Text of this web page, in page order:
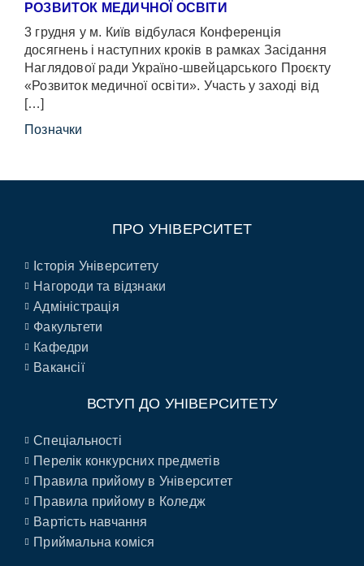
РОЗВИТОК МЕДИЧНОЇ ОСВІТИ
3 грудня у м. Київ відбулася Конференція
досягнень і наступних кроків в рамках Засідання
Наглядової ради Україно-швейцарського Проєкту
«Розвиток медичної освіти». Участь у заході від
[…]
Позначки
ПРО УНІВЕРСИТЕТ
Історія Університету
Нагороди та відзнаки
Адміністрація
Факультети
Кафедри
Вакансії
ВСТУП ДО УНІВЕРСИТЕТУ
Спеціальності
Перелік конкурсних предметів
Правила прийому в Університет
Правила прийому в Коледж
Вартість навчання
Приймальна коміся